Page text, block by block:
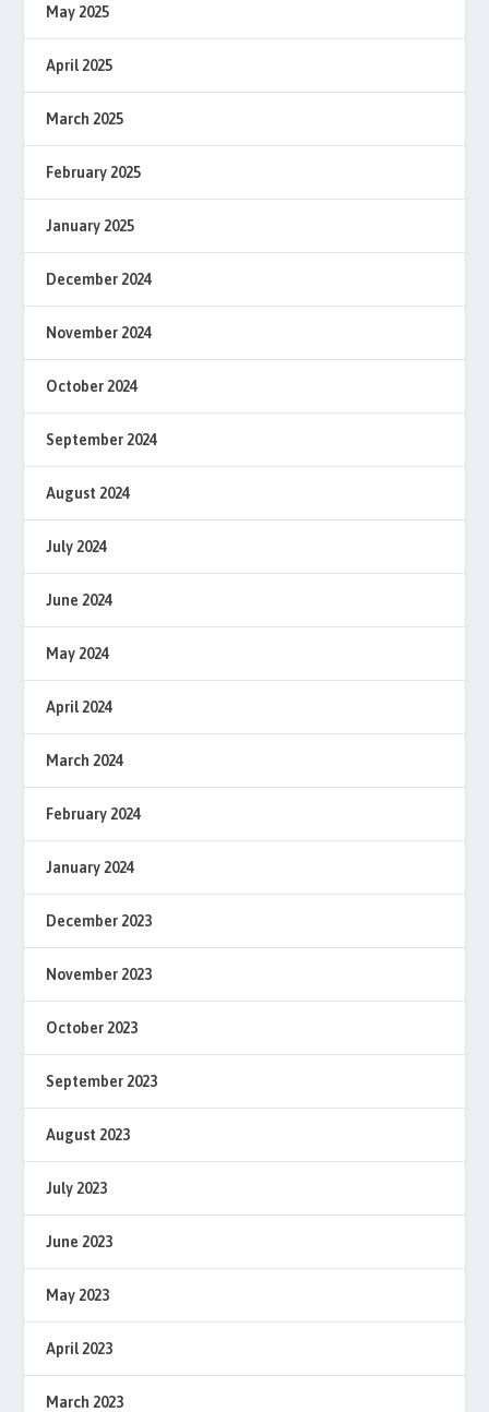
May 2025
April 2025
March 2025
February 2025
January 2025
December 2024
November 2024
October 2024
September 2024
August 2024
July 2024
June 2024
May 2024
April 2024
March 2024
February 2024
January 2024
December 2023
November 2023
October 2023
September 2023
August 2023
July 2023
June 2023
May 2023
April 2023
March 2023